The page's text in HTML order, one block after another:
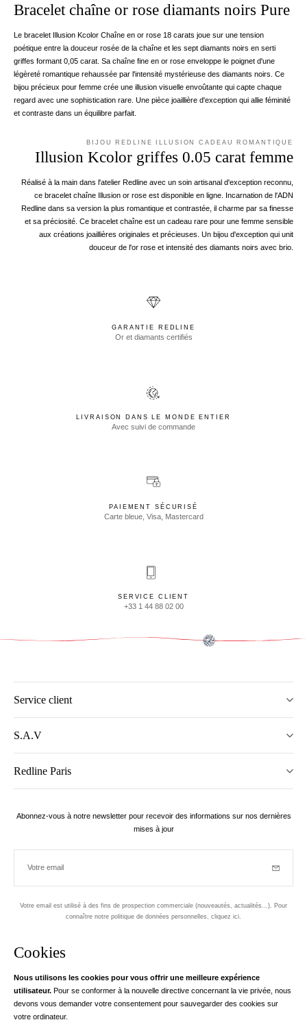
Cookies
Nous utilisons les cookies pour vous offrir une meilleure expérience
utilisateur. Pour se conformer à la nouvelle directive concernant la vie privée, nous
devons vous demander votre consentement pour sauvegarder des cookies sur
votre ordinateur.
Bracelet chaîne or rose diamants noirs Pure
Le bracelet Illusion Kcolor Chaîne en or rose 18 carats joue sur une tension
poétique entre la douceur rosée de la chaîne et les sept diamants noirs en serti
griffes formant 0,05 carat. Sa chaîne fine en or rose enveloppe le poignet d'une
légèreté romantique rehaussée par l'intensité mystérieuse des diamants noirs. Ce
bijou précieux pour femme crée une illusion visuelle envoûtante qui capte chaque
regard avec une sophistication rare. Une pièce joaillière d'exception qui allie féminité
et contraste dans un équilibre parfait.
BIJOU REDLINE ILLUSION CADEAU ROMANTIQUE
Illusion Kcolor griffes 0.05 carat femme
Réalisé à la main dans l'atelier Redline avec un soin artisanal d'exception reconnu,
ce bracelet chaîne Illusion or rose est disponible en ligne. Incarnation de l'ADN
Redline dans sa version la plus romantique et contrastée, il charme par sa finesse
et sa préciosité. Ce bracelet chaîne est un cadeau rare pour une femme sensible
aux créations joaillières originales et précieuses. Un bijou d'exception qui unit
douceur de l'or rose et intensité des diamants noirs avec brio.
GARANTIE REDLINE
Or et diamants certifiés
LIVRAISON DANS LE MONDE ENTIER
Avec suivi de commande
PAIEMENT SÉCURISÉ
Carte bleue, Visa, Mastercard
SERVICE CLIENT
+33 1 44 88 02 00
Service client
S.A.V
Redline Paris
Abonnez-vous à notre newsletter pour recevoir des informations sur nos dernières
mises à jour
Votre email
Votre email est utilisé à des fins de prospection commerciale (nouveautés, actualités...). Pour
connaître notre politique de données personnelles, cliquez ici
Instagram
Votre adresse email